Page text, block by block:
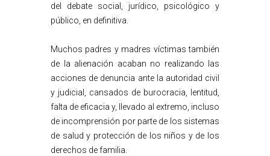
del debate social, jurídico, psicológico y
público, en definitiva.
Muchos padres y madres víctimas también
de la alienación acaban no realizando las
acciones de denuncia ante la autoridad civil
y judicial, cansados de burocracia, lentitud,
falta de eficacia y, llevado al extremo, incluso
de incomprensión por parte de los sistemas
de salud y protección de los niños y de los
derechos de familia.